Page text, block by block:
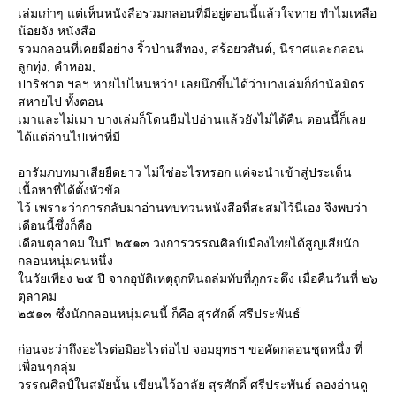
เล่มเก่าๆ แต่เห็นหนังสือรวมกลอนที่มีอยู่ตอนนี้แล้วใจหาย ทำไมเหลือ
น้อยจัง หนังสือ
รวมกลอนที่เคยมีอย่าง ริ้วป่านสีทอง, สร้อยวสันต์, นิราศและกลอน
ลูกทุ่ง, คำหอม,
ปาริชาต ฯลฯ หายไปไหนหว่า! เลยนึกขึ้นได้ว่าบางเล่มก็กำนัลมิตร
สหายไป ทั้งตอน
เมาและไม่เมา บางเล่มก็โดนยืมไปอ่านแล้วยังไม่ได้คืน ตอนนี้ก็เลย
ได้แต่อ่านไปเท่าที่มี
อารัมภบทมาเสียยืดยาว ไม่ใช่อะไรหรอก แค่จะนำเข้าสู่ประเด็น
เนื้อหาที่ได้ตั้งหัวข้อ
ไว้ เพราะว่าการกลับมาอ่านทบทวนหนังสือที่สะสมไว้นี่เอง จึงพบว่า
เดือนนี้ซึ่งก็คือ
เดือนตุลาคม ในปี ๒๕๑๓ วงการวรรณศิลป์เมืองไทยได้สูญเสียนัก
กลอนหนุ่มคนหนึ่ง
ในวัยเพียง ๒๕ ปี จากอุบัติเหตุถูกหินถล่มทับที่ภูกระดึง เมื่อคืนวันที่ ๒๖
ตุลาคม
๒๕๑๓ ซึ่งนักกลอนหนุ่มคนนี้ ก็คือ สุรศักดิ์ ศรีประพันธ์
ก่อนจะว่าถึงอะไรต่อมิอะไรต่อไป จอมยุทธฯ ขอคัดกลอนชุดหนึ่ง ที่
เพื่อนๆกลุ่ม
วรรณศิลป์ในสมัยนั้น เขียนไว้อาลัย สุรศักดิ์ ศรีประพันธ์ ลองอ่านดู